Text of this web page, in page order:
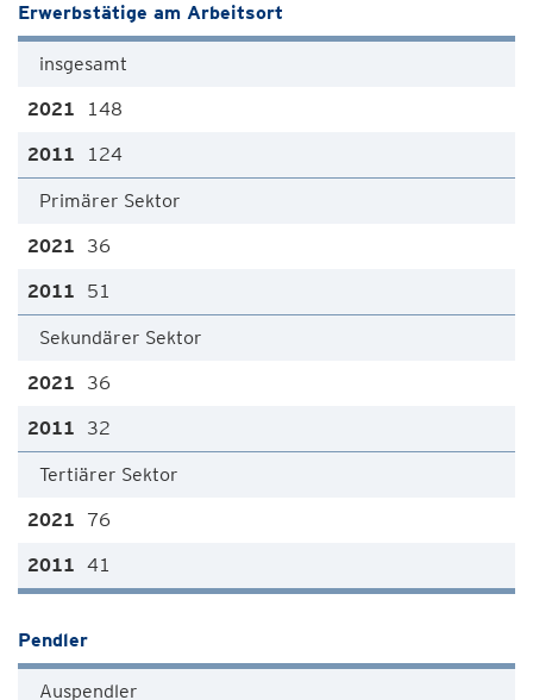
Erwerbstätige am Arbeitsort
insgesamt
148
124
Primärer Sektor
36
51
Sekundärer Sektor
36
32
Tertiärer Sektor
76
41
Pendler
Auspendler